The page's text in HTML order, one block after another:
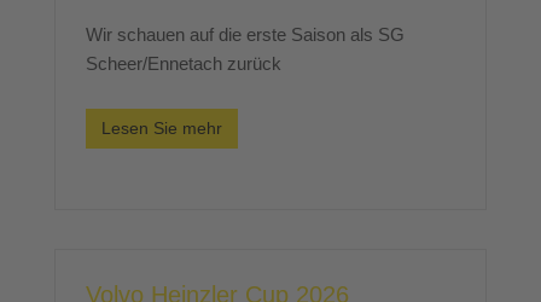
Wir schauen auf die erste Saison als SG
Scheer/Ennetach zurück
Lesen Sie mehr
Volvo Heinzler Cup 2026